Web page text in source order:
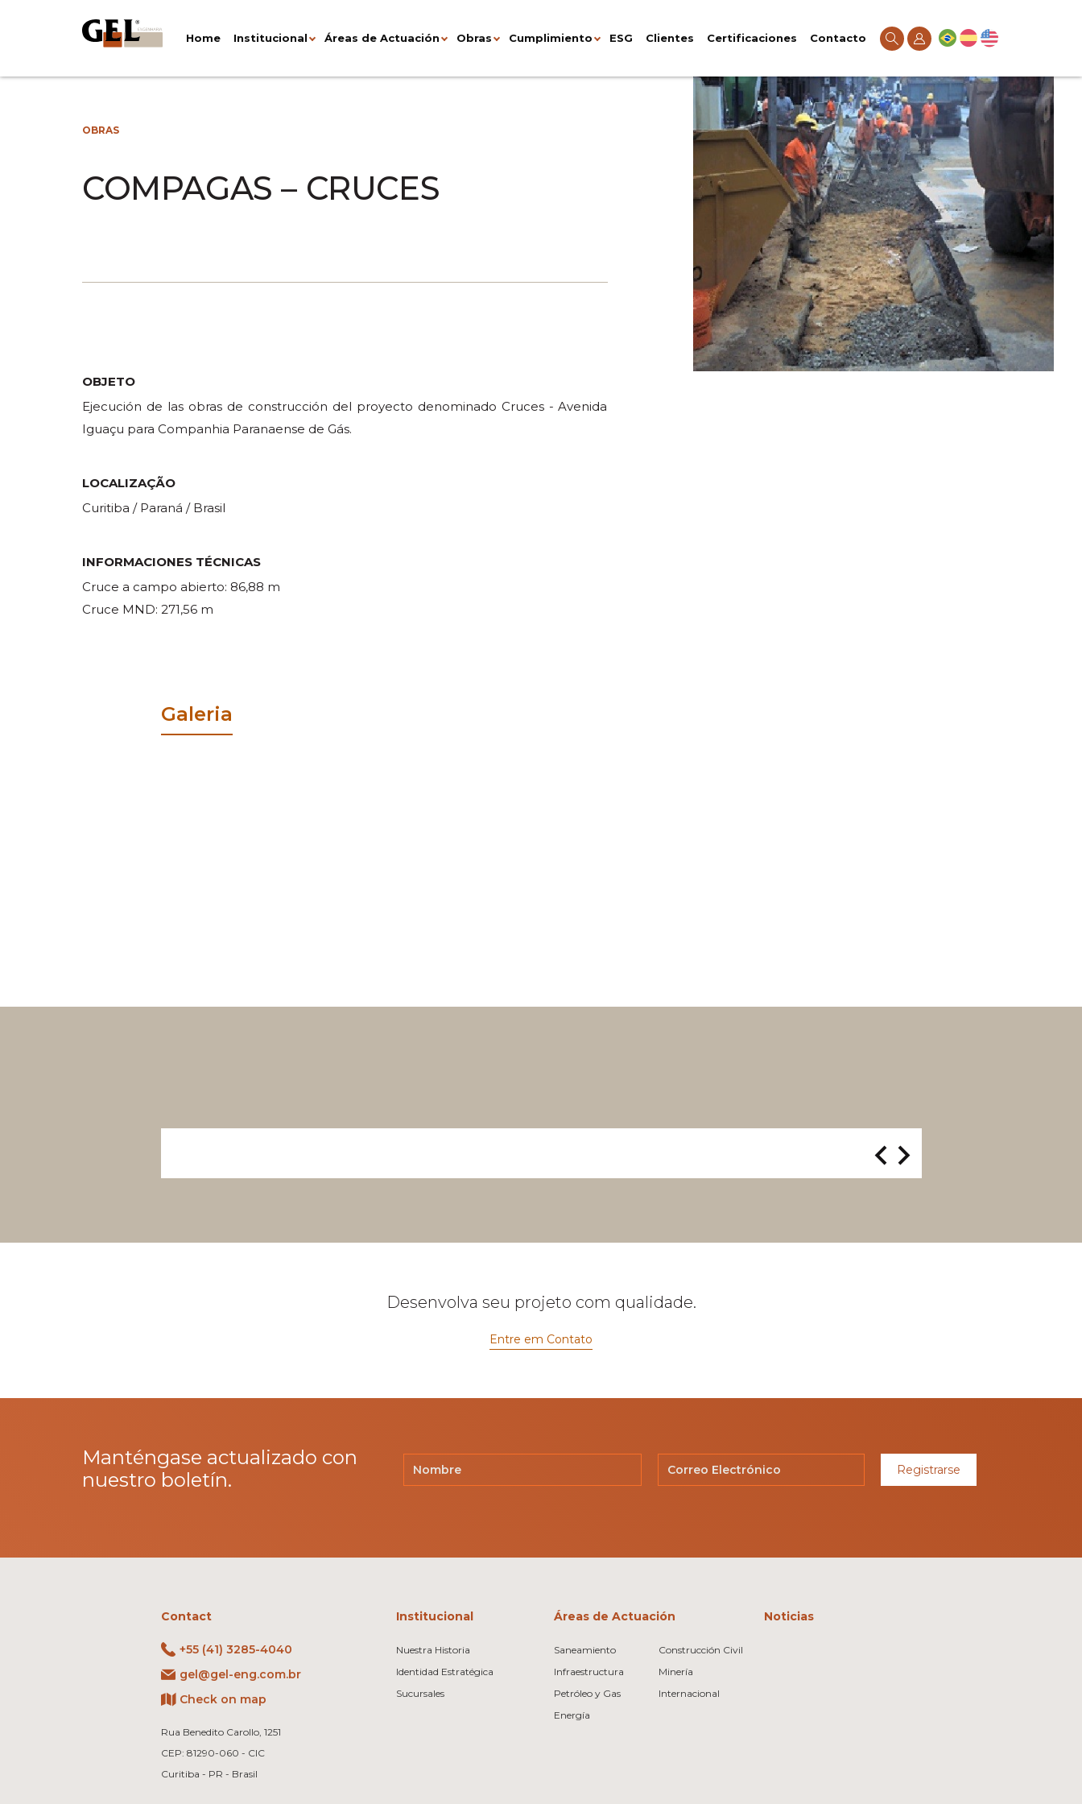
Home Institucional Áreas de Actuación Obras Cumplimiento ESG Clientes Certificaciones Contacto
OBRAS
COMPAGAS – CRUCES
OBJETO
Ejecución de las obras de construcción del proyecto denominado Cruces - Avenida
Iguaçu para Companhia Paranaense de Gás.
LOCALIZAÇÃO
Curitiba / Paraná / Brasil
INFORMACIONES TÉCNICAS
Cruce a campo abierto: 86,88 m
Cruce MND: 271,56 m
Galeria
Desenvolva seu projeto com qualidade.
Entre em Contato
Manténgase actualizado con
nuestro boletín.
Registrarse
Contact
+55 (41) 3285-4040
gel@gel-eng.com.br
Check on map
Rua Benedito Carollo, 1251
CEP: 81290-060 - CIC
Curitiba - PR - Brasil
Institucional
Nuestra Historia
Identidad Estratégica
Sucursales
Áreas de Actuación
Saneamiento
Infraestructura
Petróleo y Gas
Energía
Construcción Civil
Minería
Internacional
Noticias